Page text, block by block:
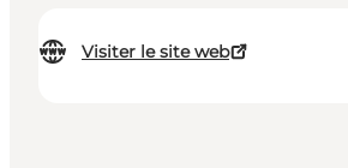
Visiter le site web